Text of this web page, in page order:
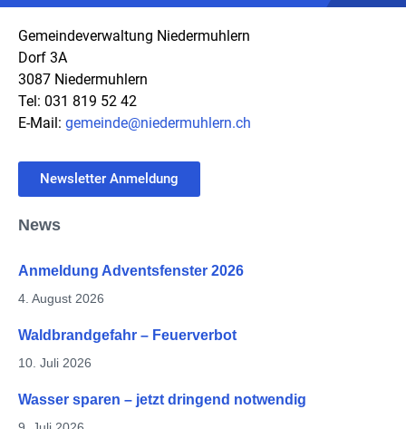
Gemeindeverwaltung Niedermuhlern
Dorf 3A
3087 Niedermuhlern
Tel: 031 819 52 42
E-Mail: gemeinde@niedermuhlern.ch
Newsletter Anmeldung
News
Anmeldung Adventsfenster 2026
4. August 2026
Waldbrandgefahr – Feuerverbot
10. Juli 2026
Wasser sparen – jetzt dringend notwendig